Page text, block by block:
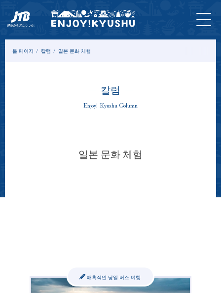
톱 페이지 칼럼 일본 문화 체험
칼럼
Enjoy! Kyushu Column
일본 문화 체험
매혹적인 당일 버스 여행
홈 페
이지
최신
정보
투어&
체험
입장
권